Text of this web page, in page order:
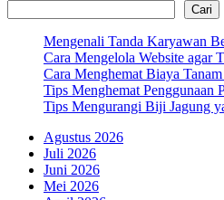
Cari
Mengenali Tanda Karyawan
Cara Mengelola Website agar
Cara Menghemat Biaya
Tips Menghemat Penggunaan
Tips Mengurangi Biji Jagung
Agustus 2026
Juli 2026
Juni 2026
Mei 2026